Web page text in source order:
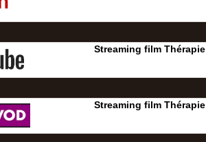
Streaming film
Streaming film